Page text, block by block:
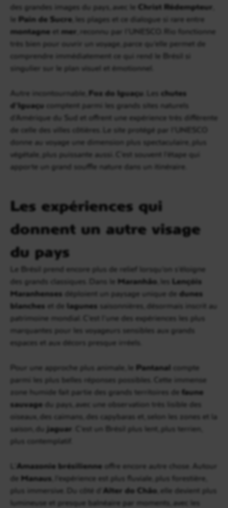
des grandes images du pays, avec le Christ Rédempteur
le Pain de Sucre , les plages et ce dialogue si rare entre
montagne et mer , reconnu par l’UNESCO. Rio fonctionne
très bien pour ouvrir un voyage, parce qu’elle permet de
comprendre immédiatement ce qui rend le Brésil si
singulier sur le plan visuel et émotionnel.
Autre incontournable, Foz do Iguaçu . Les chutes
d’Iguaçu comptent parmi les grands sites naturels
d’Amérique du Sud et offrent une expérience très différente
de celle des villes côtières. Le site protégé par l’UNESCO
donne au voyage une dimension plus spectaculaire, plus
végétale, plus puissante aussi. C’est souvent l’étape qui
apporte un grand souffle nature dans un itinéraire.
Les expériences qui
donnent un autre visage
du pays
Le Brésil prend encore plus de relief lorsqu’on s’éloigne
des grands classiques. Dans le Maranhão , les Lençóis
Maranhenses déploient un paysage unique de dunes
blanches et de lagunes saisonnières, désormais inscrit au
patrimoine mondial. C’est l’une des expériences les plus
marquantes pour les voyageurs sensibles aux grands
espaces et aux décors presque irréels.
Pour une approche plus animale, le Pantanal compte
parmi les plus belles réponses possibles. Cette immense
zone humide fait partie des grands territoires de faune
sauvage du pays, avec une observation très lisible des
oiseaux, des caïmans, des capybaras et, selon les zones et la
saison, du jaguar . C’est un Brésil plus lent, plus terrien,
plus contemplatif.
Amazonie brésilienne offre encore autre chose. Autour
de Manaus , l’expérience est plus fluviale, plus forestière,
plus immersive. Du côté d’ Alter do Chão , elle devient plus
lumineuse et presque balnéaire par moments, avec les